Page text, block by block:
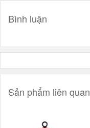
Bình luận
Sản phẩm liên quan